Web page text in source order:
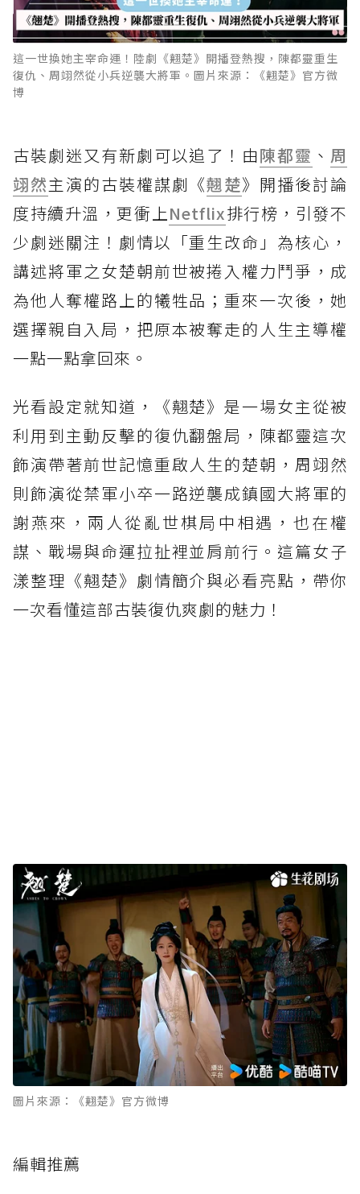
這一世換她主宰命運！陸劇《翹楚》開播登熱搜，陳都靈重生
復仇、周翊然從小兵逆襲大將軍。圖片來源：《翹楚》官方微
博
古裝劇迷又有新劇可以追了！由陳都靈 、 周
翊然主演的古裝權謀劇《翹楚》開播後討論
度持續升溫，更衝上Netflix排行榜，引發不
少劇迷關注！劇情以「重生改命」為核心，
講述將軍之女楚朝前世被捲入權力鬥爭，成
為他人奪權路上的犧牲品；重來一次後，她
選擇親自入局，把原本被奪走的人生主導權
一點一點拿回來。
光看設定就知道，《翹楚》是一場女主從被
利用到主動反擊的復仇翻盤局，陳都靈這次
飾演帶著前世記憶重啟人生的楚朝，周翊然
則飾演從禁軍小卒一路逆襲成鎮國大將軍的
謝燕來，兩人從亂世棋局中相遇，也在權
謀、戰場與命運拉扯裡並肩前行。這篇女子
漾整理《翹楚》劇情簡介與必看亮點，帶你
一次看懂這部古裝復仇爽劇的魅力！
圖片來源：《翹楚》官方微博
編輯推薦